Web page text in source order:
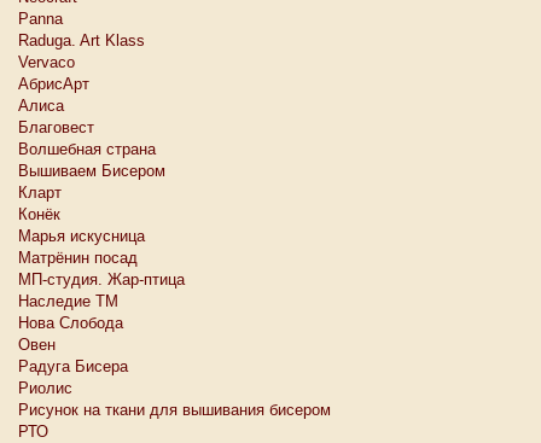
Panna
Raduga. Art Klass
Vervaco
АбрисАрт
Алиса
Благовест
Волшебная страна
Вышиваем Бисером
Кларт
Конёк
Марья искусница
Матрёнин посад
МП-студия. Жар-птица
Наследие ТМ
Нова Слобода
Овен
Радуга Бисера
Риолис
Рисунок на ткани для вышивания бисером
РТО